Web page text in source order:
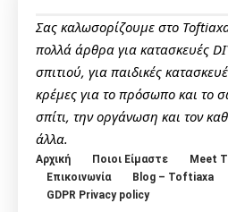
Σας καλωσορίζουμε στο
πολλά άρθρα για κατασκευές
σπιτιού, για παιδικές
κρέμες για το πρόσωπο και το
σπίτι, την οργάνωση και τον
άλλα.
Αρχική Ποιοι Είμαστε
Meet
Επικοινωνία
Blog – Toftiaxa
GDPR Privacy policy